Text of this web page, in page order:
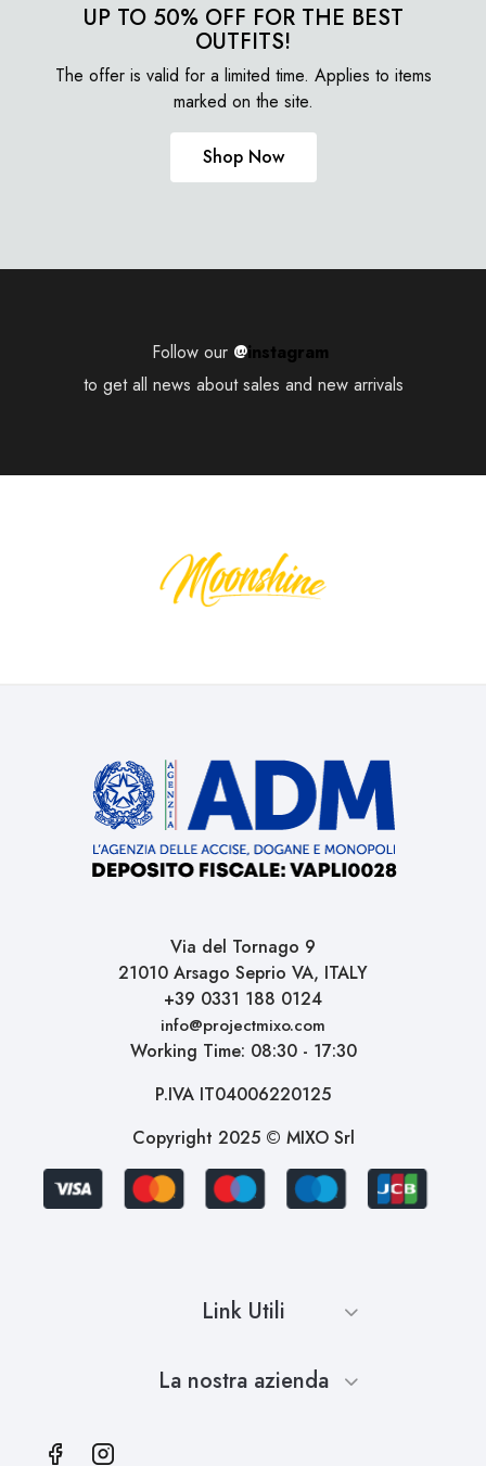
UP TO 50% OFF FOR THE BEST
OUTFITS!
The offer is valid for a limited time. Applies to items
marked on the site.
Shop Now
Follow our @instagram
to get all news about sales and new arrivals
Via del Tornago 9
21010 Arsago Seprio VA, ITALY
+39 0331 188 0124
info@projectmixo.com
Working Time: 08:30 - 17:30
P.IVA IT04006220125
Copyright 2025 © MIXO Srl
Link Utili
La nostra azienda